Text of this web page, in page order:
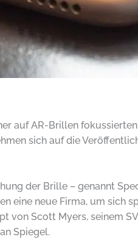
auf AR-Brillen
sich auf die
der Brille – genannt
eine neue Firma, um sich
von Scott Myers, seinem
Spiegel.